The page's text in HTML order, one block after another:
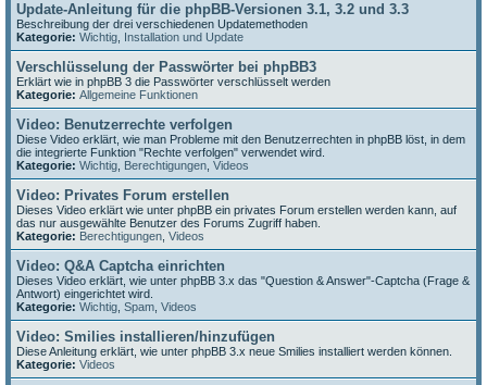
Update-Anleitung für die phpBB-Versionen 3.1, 3.2 und 3.3
Beschreibung der drei verschiedenen Updatemethoden
Kategorie: Wichtig Installation und Update
Verschlüsselung der Passwörter bei phpBB3
Erklärt wie in phpBB 3 die Passwörter verschlüsselt werden
Kategorie: Allgemeine Funktionen
Video: Benutzerrechte verfolgen
Diese Video erklärt, wie man Probleme mit den Benutzerrechten in phpBB löst, in dem
die integrierte Funktion "Rechte verfolgen" verwendet wird.
Kategorie: Wichtig Berechtigungen Videos
Video: Privates Forum erstellen
Dieses Video erklärt wie unter phpBB ein privates Forum erstellen werden kann, auf
das nur ausgewählte Benutzer des Forums Zugriff haben.
Kategorie: Berechtigungen Videos
Video: Q&A Captcha einrichten
Dieses Video erklärt, wie unter phpBB 3.x das "Question & Answer"-Captcha (Frage &
Antwort) eingerichtet wird.
Kategorie: Wichtig Spam Videos
Video: Smilies installieren/hinzufügen
Diese Anleitung erklärt, wie unter phpBB 3.x neue Smilies installiert werden können.
Kategorie: Videos